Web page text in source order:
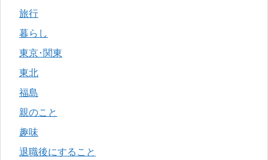
旅行
暮らし
東京･関東
東北
福島
親のこと
趣味
退職後にすること